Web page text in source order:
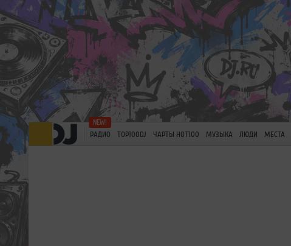
РАДИО TOP100DJ ЧАРТЫ HOT100 МУЗЫКА ЛЮДИ МЕСТА